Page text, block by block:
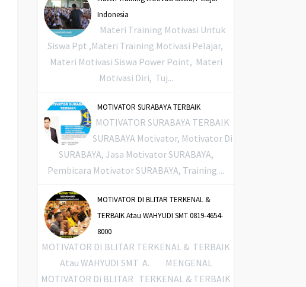
Indonesia
Materi Training Motivasi Untuk
Siswa Ppt ,Materi Training Motivasi Pelajar,
Materi Motivasi Siswa Power Point, Materi
Motivasi Diri, Tuj...
MOTIVATOR SURABAYA TERBAIK
MOTIVATOR SURABAYA TERBAIK
SURABAYA Motivator, Motivator Di
SURABAYA, Jasa Motivator SURABAYA,
Pembicara Motivator SURABAYA, Training ...
MOTIVATOR DI BLITAR TERKENAL &
TERBAIK Atau WAHYUDI SMT 0819-4654-
8000
MOTIVATOR DI BLITAR TERKENAL & TERBAIK
Atau WAHYUDI SMT A. MENGENAL
MOTIVATOR Di BLITAR TERKENAL & TERBAIK